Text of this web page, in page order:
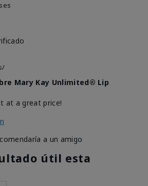
Mary Kay Unlimited® Lip
at a great price!
a un amigo
útil esta